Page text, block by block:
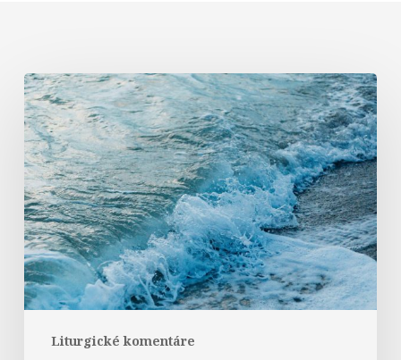
Liturgické komentáre
Komentár
k
textom
na
19.
nedeľu
v
období
cez
rok
„A“